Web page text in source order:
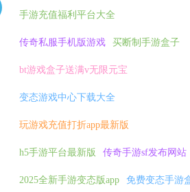
手游充值福利平台大全
传奇私服手机版游戏 买断制手游盒子
bt游戏盒子送满v无限元宝
变态游戏中心下载大全
玩游戏充值打折app最新版
h5手游平台最新版 传奇手游sf发布网站
2025全新手游变态版app 免费变态手游